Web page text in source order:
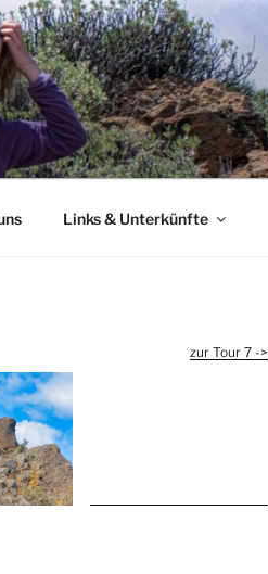
Links & Unterkünfte
zur Tour 7 ->